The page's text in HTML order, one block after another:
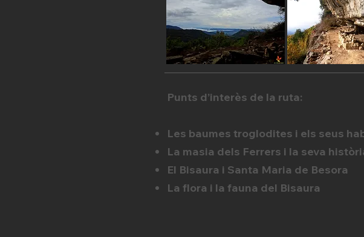
Punts d’interès de la ruta:
Les baumes troglodites i els seus
La masia dels Ferrers i la seva
El Bisaura i Santa Maria de Besora
La flora i la fauna del Bisaura